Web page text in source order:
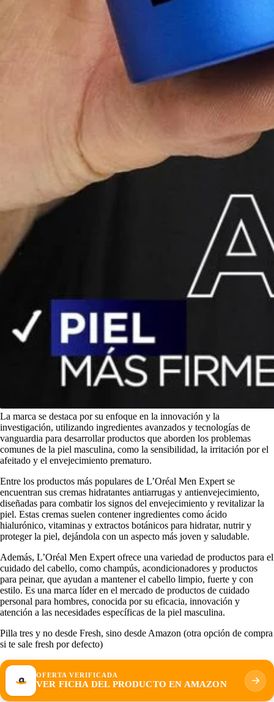
La marca se destaca por su enfoque en la innovación y la
investigación, utilizando ingredientes avanzados y tecnologías de
vanguardia para desarrollar productos que aborden los problemas
comunes de la piel masculina, como la sensibilidad, la irritación por el
afeitado y el envejecimiento prematuro.
Entre los productos más populares de L’Oréal Men Expert se
encuentran sus cremas hidratantes antiarrugas y antienvejecimiento,
diseñadas para combatir los signos del envejecimiento y revitalizar la
piel. Estas cremas suelen contener ingredientes como ácido
hialurónico, vitaminas y extractos botánicos para hidratar, nutrir y
proteger la piel, dejándola con un aspecto más joven y saludable.
Además, L’Oréal Men Expert ofrece una variedad de productos para el
cuidado del cabello, como champús, acondicionadores y productos
para peinar, que ayudan a mantener el cabello limpio, fuerte y con
estilo. Es una marca líder en el mercado de productos de cuidado
personal para hombres, conocida por su eficacia, innovación y
atención a las necesidades específicas de la piel masculina.
Pilla tres y no desde Fresh, sino desde Amazon (otra opción de compra
si te sale fresh por defecto)
OFERTA VERIFICADA
VER FICHA DEL PRODUCTO EN AMAZON